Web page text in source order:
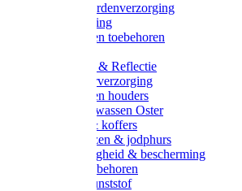
Rapide paardenverzorging
Ruiter kleding
Hoofdstellen toebehoren
Verlichting & Reflectie
Rapide leerverzorging
Likstenen en houders
Poetsen & wassen Oster
Poetssets & koffers
Ruiter laarzen & jodphurs
Ruiter veiligheid & bescherming
Ruiter - toebehoren
Voerbak kunststof